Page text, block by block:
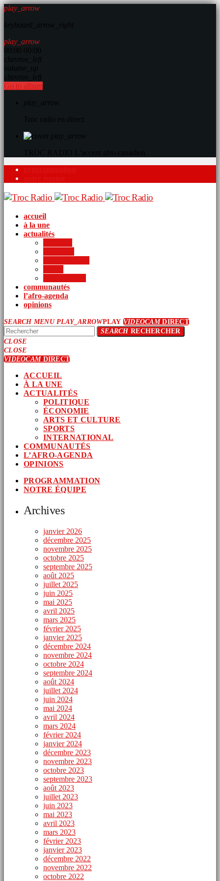
play_arrow
play_arrow
Go to album
accueil
à la une
actualités
communautés
l’afro-agenda
opinions
SEARCH MENU PLAY_ARROWPLAY VIDEOCAMDIRECT
SEARCHRECHERCHER
CLOSE
CLOSE
VIDEOCAMDIRECT
ACCUEIL
À LA UNE
ACTUALITÉS
POLITIQUE
ÉCONOMIE
ARTS ET CULTURE
SPORTS
INTERNATIONAL
COMMUNAUTÉS
L’AFRO-AGENDA
OPINIONS
PROGRAMMATION
NOTRE ÉQUIPE
Archives
janvier 2026
décembre 2025
novembre 2025
octobre 2025
septembre 2025
août 2025
juillet 2025
juin 2025
mai 2025
avril 2025
mars 2025
février 2025
janvier 2025
décembre 2024
novembre 2024
octobre 2024
septembre 2024
août 2024
juillet 2024
juin 2024
mai 2024
avril 2024
mars 2024
février 2024
janvier 2024
décembre 2023
novembre 2023
octobre 2023
septembre 2023
août 2023
juillet 2023
juin 2023
mai 2023
avril 2023
mars 2023
février 2023
janvier 2023
décembre 2022
novembre 2022
octobre 2022